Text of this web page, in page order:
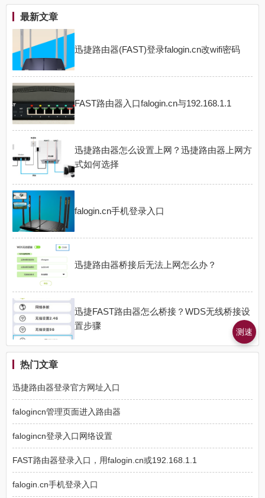
最新文章
迅捷路由器(FAST)登录falogin.cn改wifi密码
FAST路由器入口falogin.cn与192.168.1.1
迅捷路由器怎么设置上网？迅捷路由器上网方
式如何选择
falogin.cn手机登录入口
迅捷路由器桥接后无法上网怎么办？
迅捷FAST路由器怎么桥接？WDS无线桥接设
置步骤
热门文章
迅捷路由器登录官方网址入口
falogincn管理页面进入路由器
falogincn登录入口网络设置
FAST路由器登录入口，用falogin.cn或192.168.1.1
falogin.cn手机登录入口
测速